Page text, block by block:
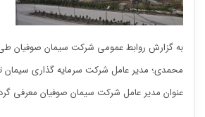
به گزارش روابط عمومی شرکت سیمان صوفیان
محمدی؛ مدیر عامل شرکت سرمایه گذاری سیمان
عنوان مدیر عامل شرکت سیمان صوفیان معرفی